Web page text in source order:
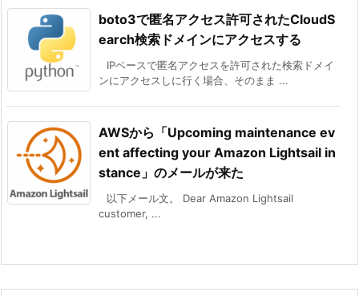
boto3で匿名アクセス許可されたCloudS
earch検索ドメインにアクセスする
IPベースで匿名アクセスを許可された検索ドメイ
ンにアクセスしに行く場合、そのまま ...
AWSから「Upcoming maintenance ev
ent affecting your Amazon Lightsail in
stance」のメールが来た
以下メール文。 Dear Amazon Lightsail
customer, ...